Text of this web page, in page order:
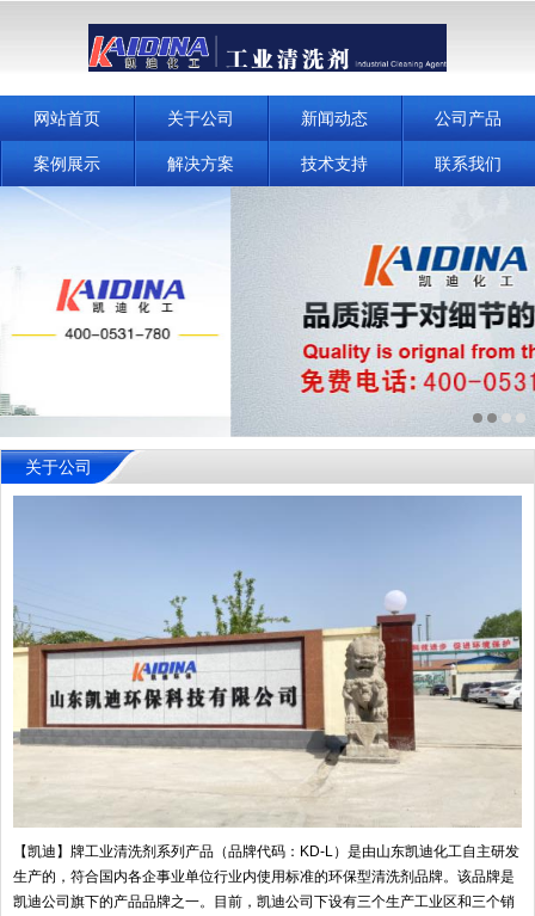
网站首页 关于公司 新闻动态 公司产品
案例展示 解决方案 技术支持 联系我们
关于公司
【凯迪】牌工业清洗剂系列产品（品牌代码：KD-L）是由山东凯迪化工自主研发
生产的，符合国内各企事业单位行业内使用标准的环保型清洗剂品牌。该品牌是
凯迪公司旗下的产品品牌之一。目前，凯迪公司下设有三个生产工业区和三个销